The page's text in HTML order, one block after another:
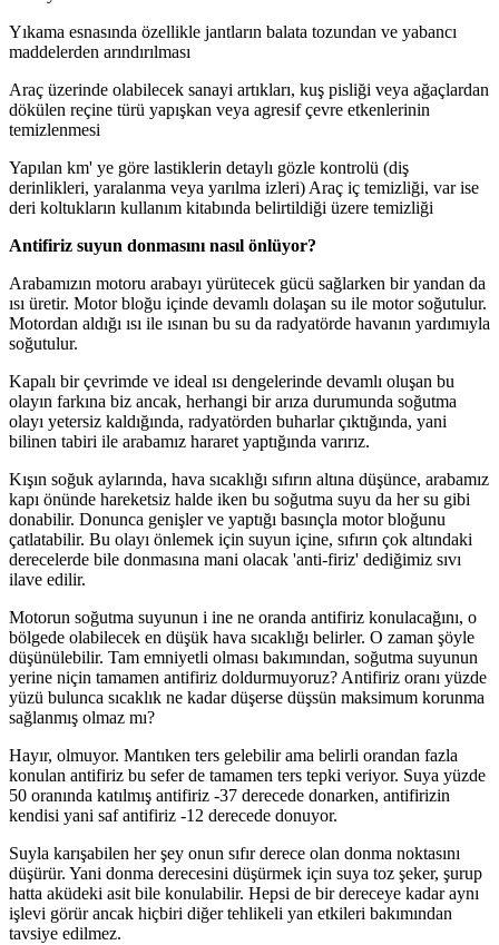
Yıkama esnasında özellikle jantların balata tozundan ve yabancı
maddelerden arındırılması
Araç üzerinde olabilecek sanayi artıkları, kuş pisliği veya ağaçlardan
dökülen reçine türü yapışkan veya agresif çevre etkenlerinin
temizlenmesi
Yapılan km' ye göre lastiklerin detaylı gözle kontrolü (diş
derinlikleri, yaralanma veya yarılma izleri) Araç iç temizliği, var ise
deri koltukların kullanım kitabında belirtildiği üzere temizliği
Antifiriz suyun donmasını nasıl önlüyor?
Arabamızın motoru arabayı yürütecek gücü sağlarken bir yandan da
ısı üretir. Motor bloğu içinde devamlı dolaşan su ile motor soğutulur.
Motordan aldığı ısı ile ısınan bu su da radyatörde havanın yardımıyla
soğutulur.
Kapalı bir çevrimde ve ideal ısı dengelerinde devamlı oluşan bu
olayın farkına biz ancak, herhangi bir arıza durumunda soğutma
olayı yetersiz kaldığında, radyatörden buharlar çıktığında, yani
bilinen tabiri ile arabamız hararet yaptığında varırız.
Kışın soğuk aylarında, hava sıcaklığı sıfırın altına düşünce, arabamız
kapı önünde hareketsiz halde iken bu soğutma suyu da her su gibi
donabilir. Donunca genişler ve yaptığı basınçla motor bloğunu
çatlatabilir. Bu olayı önlemek için suyun içine, sıfırın çok altındaki
derecelerde bile donmasına mani olacak 'anti-firiz' dediğimiz sıvı
ilave edilir.
Motorun soğutma suyunun i ine ne oranda antifiriz konulacağını, o
bölgede olabilecek en düşük hava sıcaklığı belirler. O zaman şöyle
düşünülebilir. Tam emniyetli olması bakımından, soğutma suyunun
yerine niçin tamamen antifiriz doldurmuyoruz? Antifiriz oranı yüzde
yüzü bulunca sıcaklık ne kadar düşerse düşsün maksimum korunma
sağlanmış olmaz mı?
Hayır, olmuyor. Mantıken ters gelebilir ama belirli orandan fazla
konulan antifiriz bu sefer de tamamen ters tepki veriyor. Suya yüzde
50 oranında katılmış antifiriz -37 derecede donarken, antifirizin
kendisi yani saf antifiriz -12 derecede donuyor.
Suyla karışabilen her şey onun sıfır derece olan donma noktasını
düşürür. Yani donma derecesini düşürmek için suya toz şeker, şurup
hatta aküdeki asit bile konulabilir. Hepsi de bir dereceye kadar aynı
işlevi görür ancak hiçbiri diğer tehlikeli yan etkileri bakımından
tavsiye edilmez.